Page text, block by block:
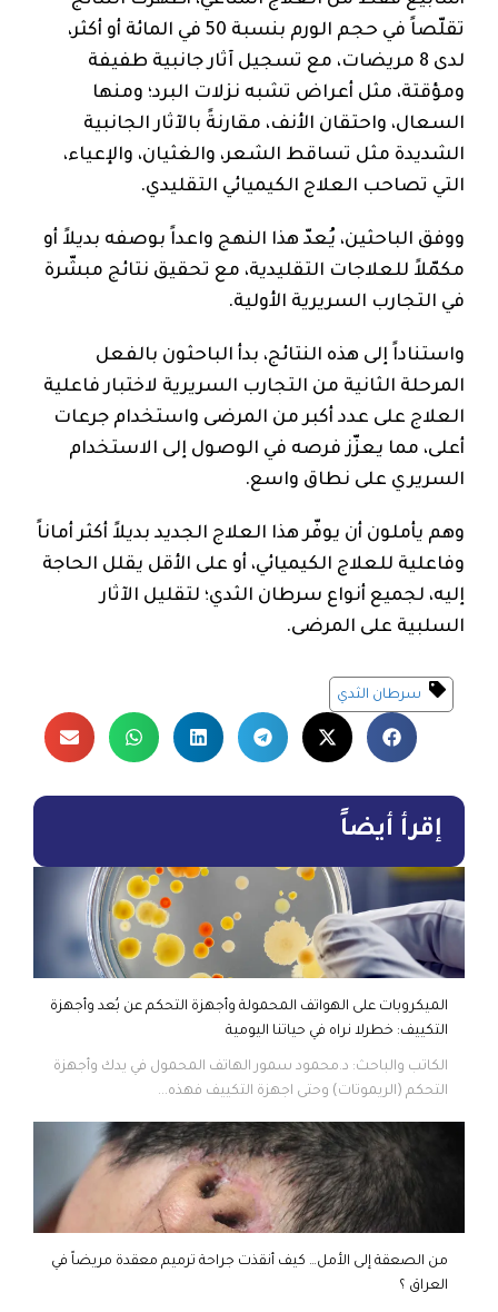
تقلّصاً في حجم الورم بنسبة 50 في المائة أو أكثر،
لدى 8 مريضات، مع تسجيل آثار جانبية طفيفة
ومؤقتة، مثل أعراض تشبه نزلات البرد؛ ومنها
السعال، واحتقان الأنف، مقارنةً بالآثار الجانبية
الشديدة مثل تساقط الشعر، والغثيان، والإعياء،
التي تصاحب العلاج الكيميائي التقليدي.
ووفق الباحثين، يُعدّ هذا النهج واعداً بوصفه بديلاً أو
مكمّلاً للعلاجات التقليدية، مع تحقيق نتائج مبشّرة
في التجارب السريرية الأولية.
واستناداً إلى هذه النتائج، بدأ الباحثون بالفعل
المرحلة الثانية من التجارب السريرية لاختبار فاعلية
العلاج على عدد أكبر من المرضى واستخدام جرعات
أعلى، مما يعزّز فرصه في الوصول إلى الاستخدام
السريري على نطاق واسع.
وهم يأملون أن يوفّر هذا العلاج الجديد بديلاً أكثر أماناً
وفاعلية للعلاج الكيميائي، أو على الأقل يقلل الحاجة
إليه، لجميع أنواع سرطان الثدي؛ لتقليل الآثار
السلبية على المرضى.
سرطان الثدي
إقرأ أيضاً
الميكروبات على الهواتف المحمولة وأجهزة التحكم عن بُعد وأجهزة
التكييف: خطرلا نراه في حياتنا اليومية
الكاتب والباحث: د.محمود سمور الهاتف المحمول في يدك وأجهزة
التحكم (الريموتات) وحتى اجهزة التكييف فهذه...
من الصعقة إلى الأمل… كيف أنقذت جراحة ترميم معقدة مريضاً في
العراق ؟